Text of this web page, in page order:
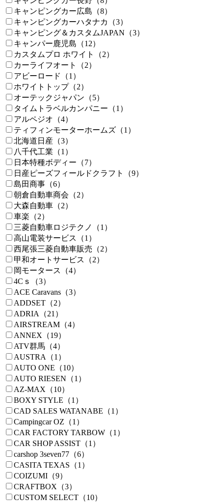
キャンピングカー広島（8）
キャンピングカーハタナカ（3）
キャンピング＆カスタムJAPAN（3）
キャンパー鹿児島（12）
カスタムプロ ホワイト（2）
カーライフオート（2）
アビーロード（1）
ホワイトトップ（2）
オーテックジャパン（5）
タイムトラベルカンパニー（1）
アルペジオ（4）
ティフィンモーターホームズ（1）
北海道日産（3）
八千代工業（1）
日本特種ボディー（7）
日産ピーズフィールドクラフト（9）
島田商事（6）
朝倉自動車商会（2）
大森自動車（2）
車楽（2）
三菱自動車ロジテクノ（1）
高山電装サービス（1）
西尾張三菱自動車販売（2）
甲和オートサービス（2）
岡モータース（4）
4Cｓ（3）
ACE Caravans（3）
ADDSET（2）
ADRIA（21）
AIRSTREAM（4）
ANNEX（19）
ATV群馬（4）
AUSTRA（1）
AUTO ONE（10）
AUTO RIESEN（1）
AZ-MAX（10）
BOXY STYLE（1）
CAD SALES WATANABE（1）
Campingcar OZ（1）
CAR FACTORY TARBOW（1）
CAR SHOP ASSIST（1）
carshop 3seven77（6）
CASITA TEXAS（1）
COIZUMI（9）
CRAFTBOX（3）
CUSTOM SELECT（10）